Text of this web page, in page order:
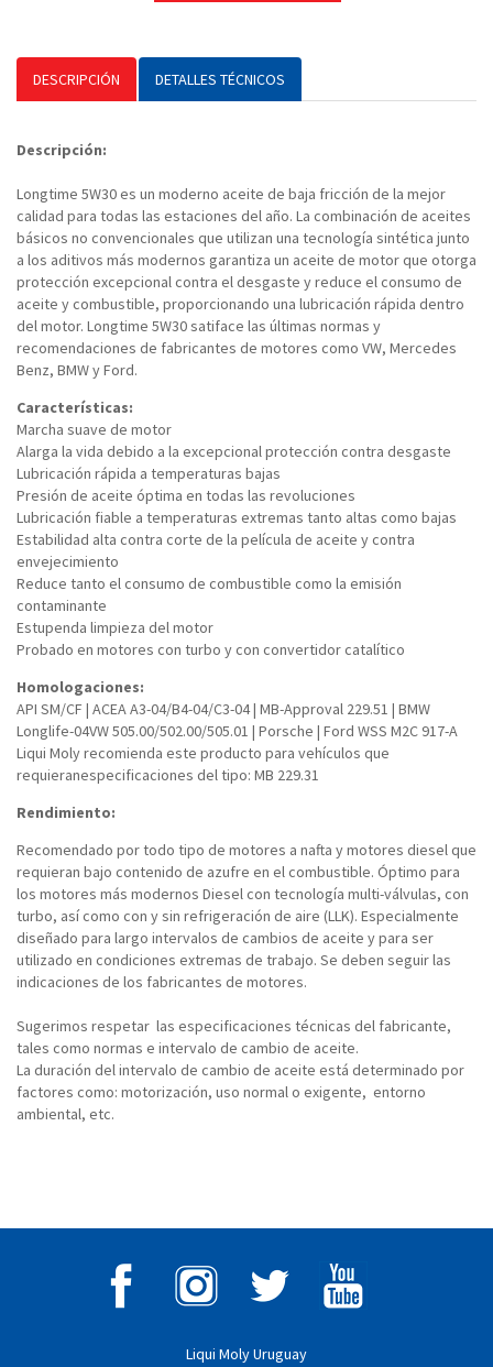
DESCRIPCIÓN DETALLES TÉCNICOS
Descripción:
Longtime 5W30 es un moderno aceite de baja fricción de la mejor
calidad para todas las estaciones del año. La combinación de aceites
básicos no convencionales que utilizan una tecnología sintética junto
a los aditivos más modernos garantiza un aceite de motor que otorga
protección excepcional contra el desgaste y reduce el consumo de
aceite y combustible, proporcionando una lubricación rápida dentro
del motor. Longtime 5W30 satiface las últimas normas y
recomendaciones de fabricantes de motores como VW, Mercedes
Benz, BMW y Ford.
Características:
Marcha suave de motor
Alarga la vida debido a la excepcional protección contra desgaste
Lubricación rápida a temperaturas bajas
Presión de aceite óptima en todas las revoluciones
Lubricación fiable a temperaturas extremas tanto altas como bajas
Estabilidad alta contra corte de la película de aceite y contra
envejecimiento
Reduce tanto el consumo de combustible como la emisión
contaminante
Estupenda limpieza del motor
Probado en motores con turbo y con convertidor catalítico
Homologaciones:
API SM/CF | ACEA A3-04/B4-04/C3-04 | MB-Approval 229.51 | BMW
Longlife-04VW 505.00/502.00/505.01 | Porsche | Ford WSS M2C 917-A
Liqui Moly recomienda este producto para vehículos que
requieranespecificaciones del tipo: MB 229.31
Rendimiento:
Recomendado por todo tipo de motores a nafta y motores diesel que
requieran bajo contenido de azufre en el combustible. Óptimo para
los motores más modernos Diesel con tecnología multi-válvulas, con
turbo, así como con y sin refrigeración de aire (LLK). Especialmente
diseñado para largo intervalos de cambios de aceite y para ser
utilizado en condiciones extremas de trabajo. Se deben seguir las
indicaciones de los fabricantes de motores.
Sugerimos respetar las especificaciones técnicas del fabricante,
tales como normas e intervalo de cambio de aceite.
La duración del intervalo de cambio de aceite está determinado por
factores como: motorización, uso normal o exigente, entorno
ambiental, etc.
Liqui Moly Uruguay